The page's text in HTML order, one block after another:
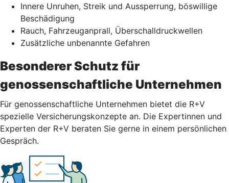
Innere Unruhen, Streik und Aussperrung, böswillige
Beschädigung
Rauch, Fahrzeuganprall, Überschalldruckwellen
Zusätzliche unbenannte Gefahren
Besonderer Schutz für
genossenschaftliche Unternehmen
Für genossenschaftliche Unternehmen bietet die R+V
spezielle Versicherungskonzepte an. Die Expertinnen und
Experten der R+V beraten Sie gerne in einem persönlichen
Gespräch.